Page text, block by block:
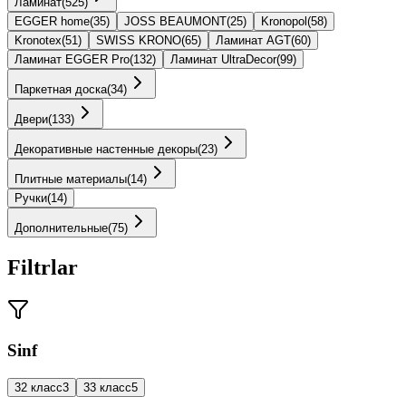
EGGER home(35) JOSS BEAUMONT(25) Kronopol (58)
Kronotex(51) SWISS KRONO(65) Ламинат AGT(60)
Ламинат EGGER Pro(132) Ламинат UltraDecor(99)
Паркетная доска(34)
Двери(133)
Декоративные настенные декоры(23)
Плитные материалы(14)
Ручки(14)
Дополнительные(75)
Filtrlar
Sinf
32 класс3 33 класс5